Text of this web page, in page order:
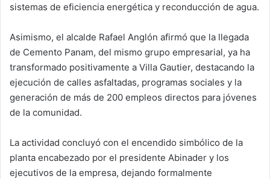
sistemas de eficiencia energética y reconducción de agua.
Asimismo, el alcalde Rafael Anglón afirmó que la llegada
de Cemento Panam, del mismo grupo empresarial, ya ha
transformado positivamente a Villa Gautier, destacando la
ejecución de calles asfaltadas, programas sociales y la
generación de más de 200 empleos directos para jóvenes
de la comunidad.
La actividad concluyó con el encendido simbólico de la
planta encabezado por el presidente Abinader y los
ejecutivos de la empresa, dejando formalmente